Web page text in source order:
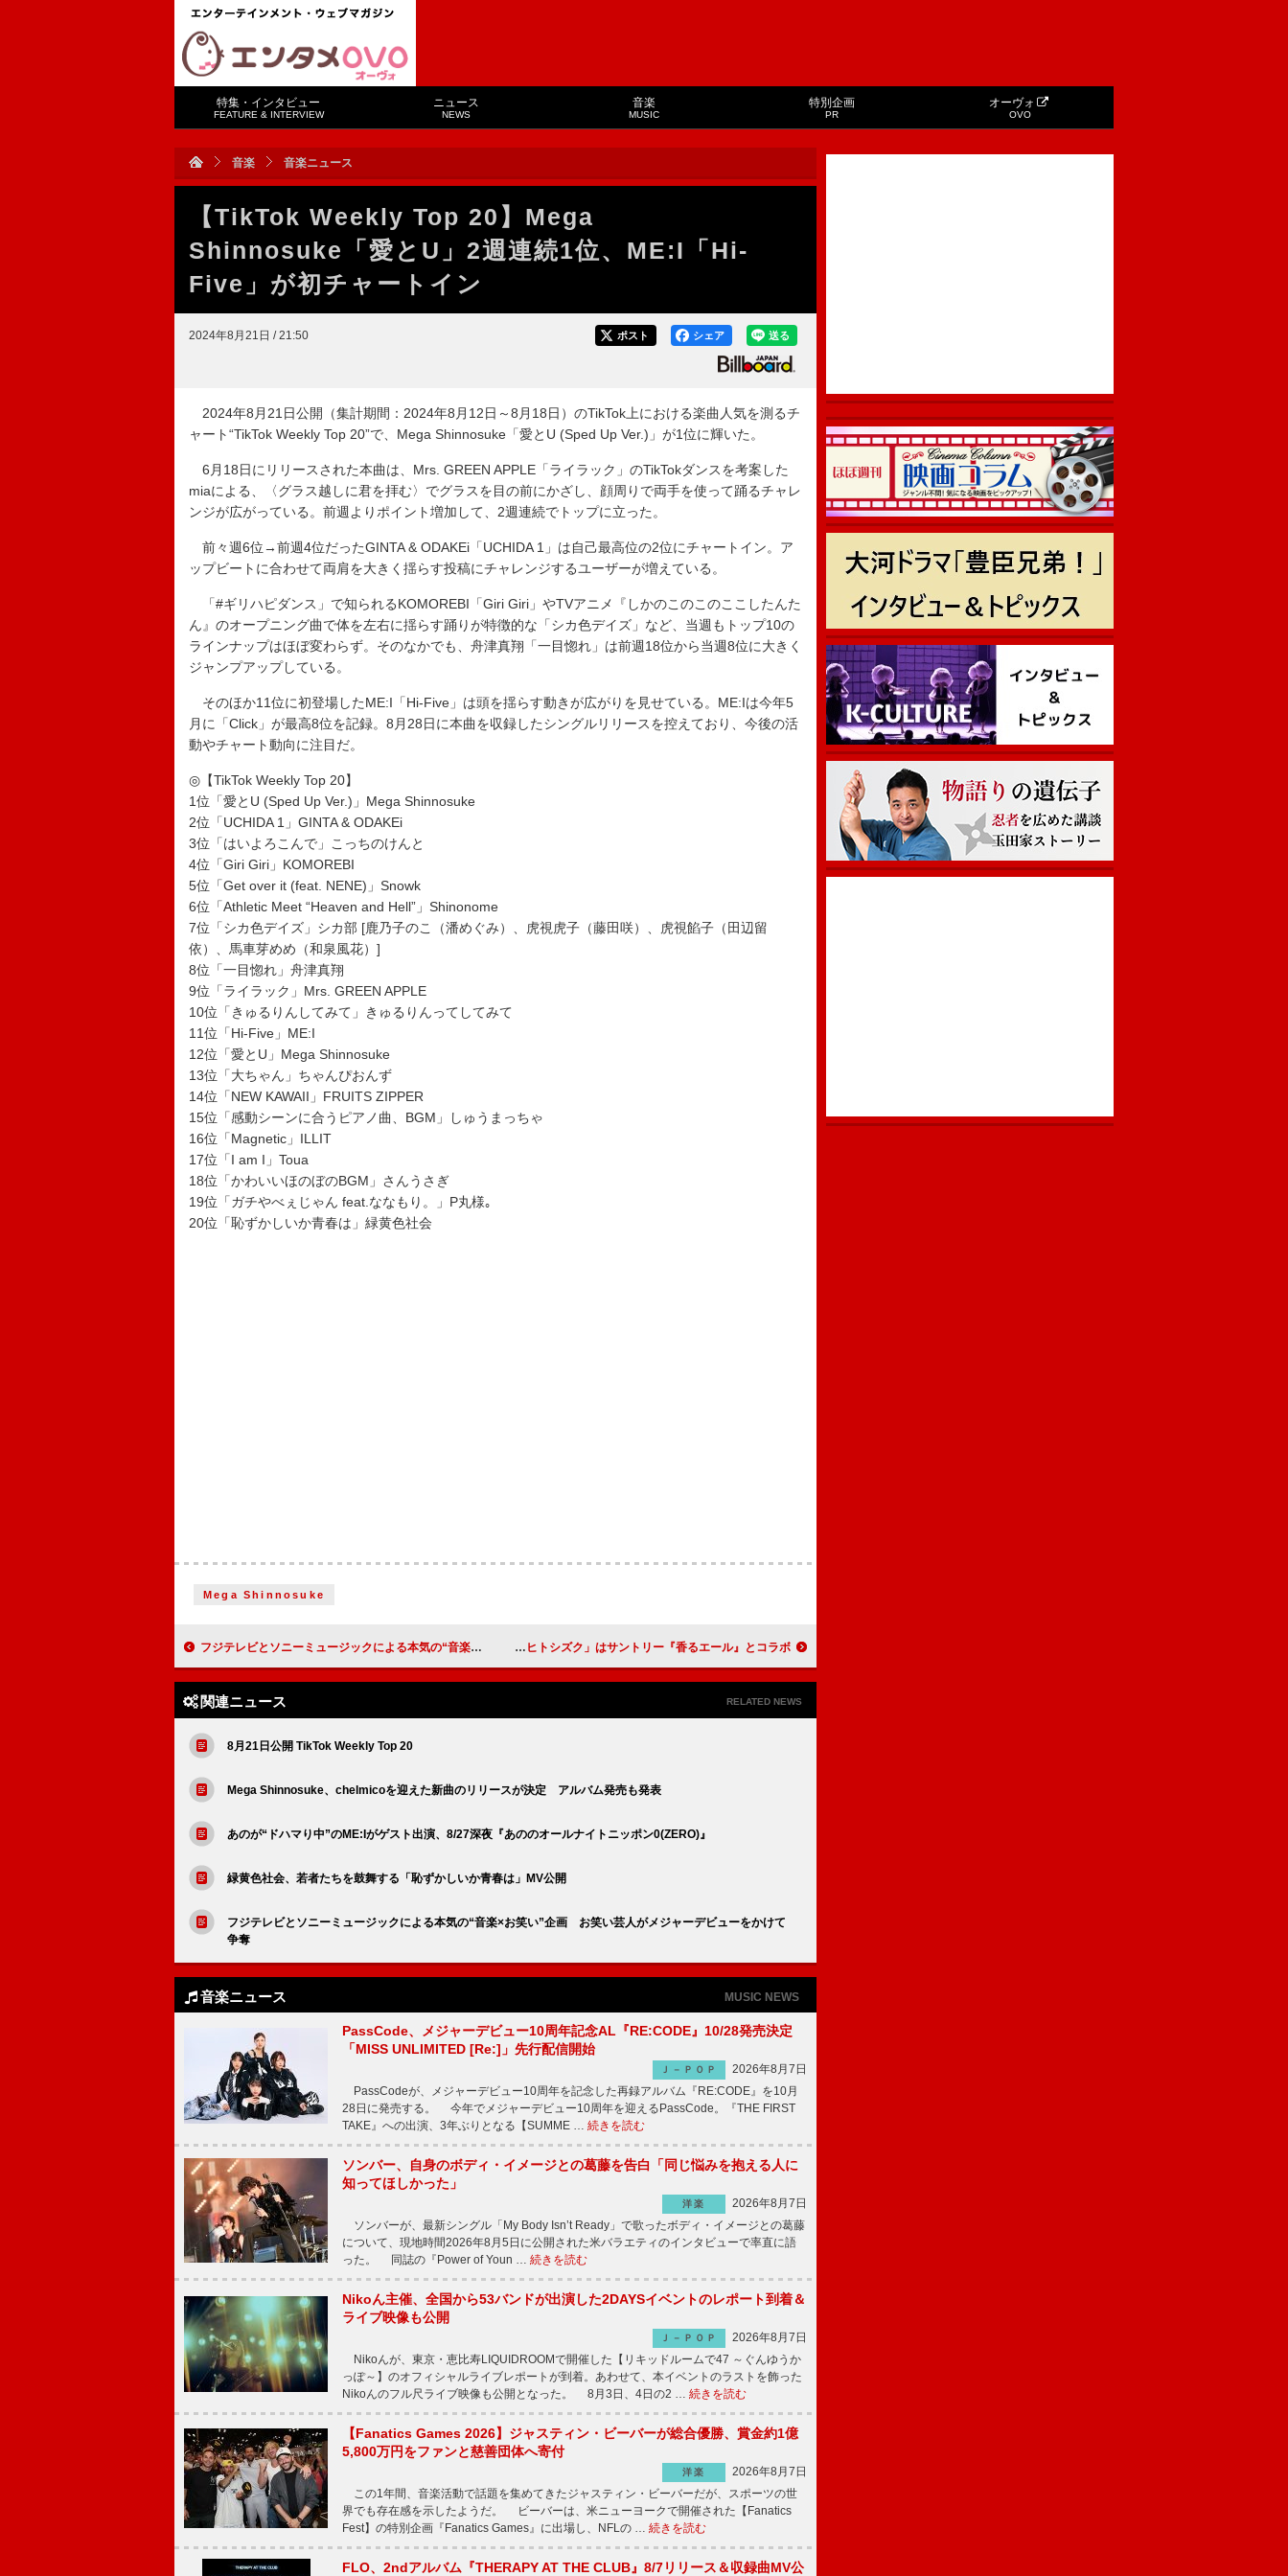
特集・インタビュー
FEATURE & INTERVIEW
ニュース
NEWS
音楽
MUSIC
特別企画
PR
オーヴォ
OVO
音楽 音楽ニュース
【TikTok Weekly Top 20】Mega
Shinnosuke「愛とU」2週連続1位、ME:I「Hi-
Five」が初チャートイン
2024年8月21日 / 21:50 送る
シェア
ポスト
2024年8月21日公開（集計期間：2024年8月12日～8月18日）のTikTok上における楽曲人気を測るチ
ャート“TikTok Weekly Top 20”で、Mega Shinnosuke「愛とU (Sped Up Ver.)」が1位に輝いた。
6月18日にリリースされた本曲は、Mrs. GREEN APPLE「ライラック」のTikTokダンスを考案した
miaによる、〈グラス越しに君を拝む〉でグラスを目の前にかざし、顔周りで両手を使って踊るチャレ
ンジが広がっている。前週よりポイント増加して、2週連続でトップに立った。
前々週6位→前週4位だったGINTA & ODAKEi「UCHIDA 1」は自己最高位の2位にチャートイン。ア
ップビートに合わせて両肩を大きく揺らす投稿にチャレンジするユーザーが増えている。
「#ギリハピダンス」で知られるKOMOREBI「Giri Giri」やTVアニメ『しかのこのこのここしたんた
ん』のオープニング曲で体を左右に揺らす踊りが特徴的な「シカ色デイズ」など、当週もトップ10の
ラインナップはほぼ変わらず。そのなかでも、舟津真翔「一目惚れ」は前週18位から当週8位に大きく
ジャンプアップしている。
そのほか11位に初登場したME:I「Hi-Five」は頭を揺らす動きが広がりを見せている。ME:Iは今年5
月に「Click」が最高8位を記録。8月28日に本曲を収録したシングルリリースを控えており、今後の活
動やチャート動向に注目だ。
◎【TikTok Weekly Top 20】
1位「愛とU (Sped Up Ver.)」Mega Shinnosuke
2位「UCHIDA 1」GINTA & ODAKEi
3位「はいよろこんで」こっちのけんと
4位「Giri Giri」KOMOREBI
5位「Get over it (feat. NENE)」Snowk
6位「Athletic Meet “Heaven and Hell”」Shinonome
7位「シカ色デイズ」シカ部 [鹿乃子のこ（潘めぐみ）、虎視虎子（藤田咲）、虎視餡子（田辺留
依）、馬車芽めめ（和泉風花）]
8位「一目惚れ」舟津真翔
9位「ライラック」Mrs. GREEN APPLE
10位「きゅるりんしてみて」きゅるりんってしてみて
11位「Hi-Five」ME:I
12位「愛とU」Mega Shinnosuke
13位「大ちゃん」ちゃんぴおんず
14位「NEW KAWAII」FRUITS ZIPPER
15位「感動シーンに合うピアノ曲、BGM」しゅうまっちゃ
16位「Magnetic」ILLIT
17位「I am I」Toua
18位「かわいいほのぼのBGM」さんうさぎ
19位「ガチやべぇじゃん feat.ななもり。」P丸様｡
20位「恥ずかしいか青春は」緑黄色社会
Mega Shinnosuke
フジテレビとソニーミュージックによる本気の“音楽×お笑い”企画 お笑い芸人がメジャーデビューをかけて争奪 Aqua Timez、再結成後初となる新曲「ヒトシズク」はサントリー『香るエール』とコラボ
関連ニュース RELATED NEWS
8月21日公開 TikTok Weekly Top 20
Mega Shinnosuke、chelmicoを迎えた新曲のリリースが決定 アルバム発売も発表
あのが“ドハマり中”のME:Iがゲスト出演、8/27深夜『あののオールナイトニッポン0(ZERO)』
緑黄色社会、若者たちを鼓舞する「恥ずかしいか青春は」MV公開
フジテレビとソニーミュージックによる本気の“音楽×お笑い”企画 お笑い芸人がメジャーデビューをかけて
争奪
音楽ニュース MUSIC NEWS
PassCode、メジャーデビュー10周年記念AL『RE:CODE』10/28発売決定
「MISS UNLIMITED [Re:]」先行配信開始
Ｊ－ＰＯＰ
2026年8月7日
PassCodeが、メジャーデビュー10周年を記念した再録アルバム『RE:CODE』を10月
28日に発売する。 今年でメジャーデビュー10周年を迎えるPassCode。『THE FIRST
TAKE』への出演、3年ぶりとなる【SUMME … 続きを読む
ソンバー、自身のボディ・イメージとの葛藤を告白「同じ悩みを抱える人に
知ってほしかった」
洋楽
2026年8月7日
ソンバーが、最新シングル「My Body Isn’t Ready」で歌ったボディ・イメージとの葛藤
について、現地時間2026年8月5日に公開された米バラエティのインタビューで率直に語
った。 同誌の『Power of Youn … 続きを読む
Nikoん主催、全国から53バンドが出演した2DAYSイベントのレポート到着＆
ライブ映像も公開
Ｊ－ＰＯＰ
2026年8月7日
Nikoんが、東京・恵比寿LIQUIDROOMで開催した【リキッドルームで47 ～ぐんゆうか
っぽ～】のオフィシャルライブレポートが到着。あわせて、本イベントのラストを飾った
Nikoんのフル尺ライブ映像も公開となった。 8月3日、4日の2 … 続きを読む
【Fanatics Games 2026】ジャスティン・ビーバーが総合優勝、賞金約1億
5,800万円をファンと慈善団体へ寄付
洋楽
2026年8月7日
この1年間、音楽活動で話題を集めてきたジャスティン・ビーバーだが、スポーツの世
界でも存在感を示したようだ。 ビーバーは、米ニューヨークで開催された【Fanatics
Fest】の特別企画『Fanatics Games』に出場し、NFLの … 続きを読む
FLO、2ndアルバム『THERAPY AT THE CLUB』8/7リリース＆収録曲MV公